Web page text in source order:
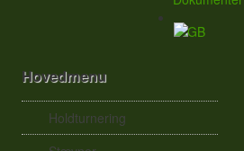
Hovedmenu
Holdturnering